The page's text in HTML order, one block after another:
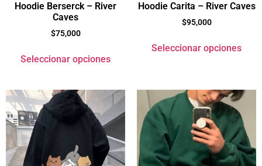
Hoodie Berserck – River
Caves
$75,000
Seleccionar opciones
Hoodie Carita – River Caves
$95,000
Seleccionar opciones